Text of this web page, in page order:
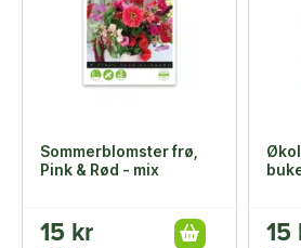
Sommerblomster frø,
Pink & Rød - mix
15 kr 15